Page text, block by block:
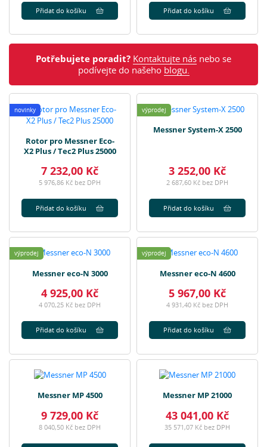
Přidat do košíku Přidat do košíku
Potřebujete poradit? Kontaktujte nás nebo se
podívejte do našeho blogu.
novinky
Rotor pro Messner Eco-
X2 Plus / Tec2 Plus 25000
7 232,00 Kč
5 976,86 Kč bez DPH
Přidat do košíku
výprodej
Messner System-X 2500
3 252,00 Kč
2 687,60 Kč bez DPH
Přidat do košíku
výprodej
Messner eco-N 3000
4 925,00 Kč
4 070,25 Kč bez DPH
Přidat do košíku
výprodej
Messner eco-N 4600
5 967,00 Kč
4 931,40 Kč bez DPH
Přidat do košíku
Messner MP 4500
9 729,00 Kč
8 040,50 Kč bez DPH
Messner MP 21000
43 041,00 Kč
35 571,07 Kč bez DPH